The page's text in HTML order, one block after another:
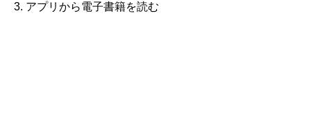
アプリから電子書籍を読む